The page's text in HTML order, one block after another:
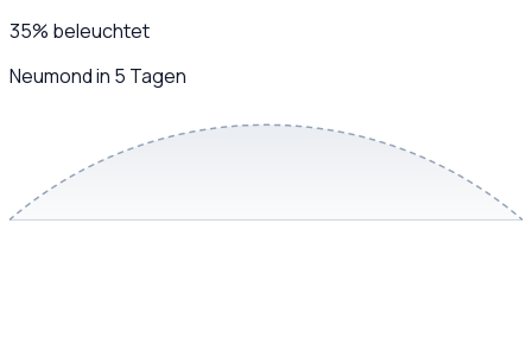
35% beleuchtet
Neumond in 5 Tagen